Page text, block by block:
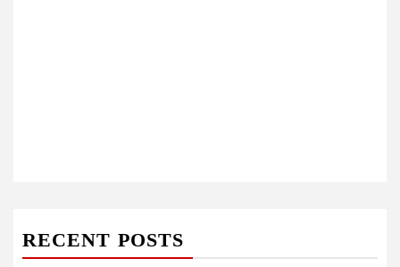
RECENT POSTS